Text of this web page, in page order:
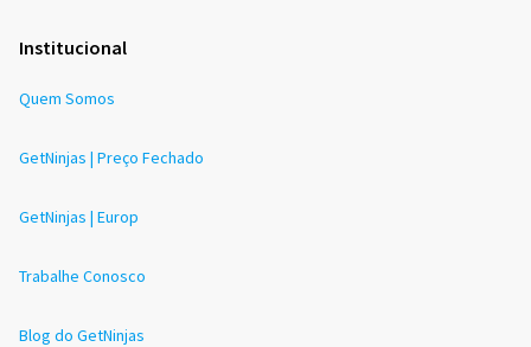
Institucional
Quem Somos
GetNinjas | Preço Fechado
GetNinjas | Europ
Trabalhe Conosco
Blog do GetNinjas